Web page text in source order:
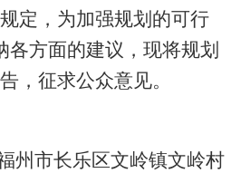
定，为加强规划的可行
各方面的建议，现将规划
，征求公众意见。
州市长乐区文岭镇文岭村